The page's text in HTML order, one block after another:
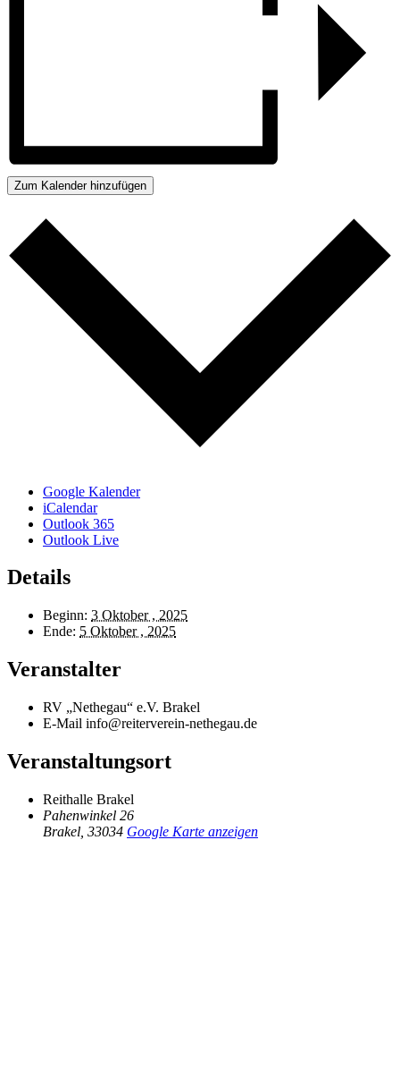
Zum Kalender hinzufügen
Google Kalender
iCalendar
Outlook 365
Outlook Live
Details
Beginn: 3 Oktober , 2025
Ende: 5 Oktober , 2025
Veranstalter
RV „Nethegau“ e.V. Brakel
E-Mail info@reiterverein-nethegau.de
Veranstaltungsort
Reithalle Brakel
Pahenwinkel 26
Brakel 33034 Google Karte anzeigen